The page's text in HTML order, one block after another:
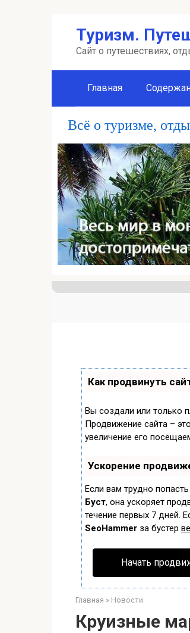
Туризм.
Сайт о путешествиях,
Главная
Всё о туризме,
Как продвинуть
Вы создали или только
Продвижение сайта –
увеличение его
Ускорение
Если вам трудно
Буст, она ускоряет
течение первых 7 дней.
SeoHammer за бустер
Начать
Главная » Новости
Круизные